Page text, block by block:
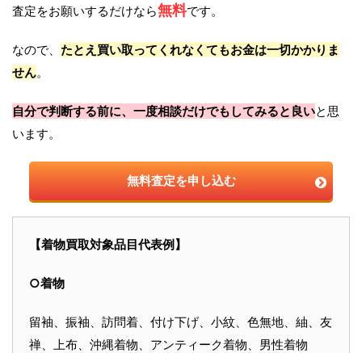
査定をお願いするだけなら無料です。
なので、 たとえ買い取ってくれなくてもお金は一切かかりま
せん。
自分で判断する前に、一度相談だけでもしてみると良いと思
います。
無料査定を申し込む
【着物買取対象品目代表例】
○着物
留袖、振袖、訪問着、付け下げ、小紋、色無地、紬、友
禅、上布、沖縄着物、アンティーク着物、男性着物